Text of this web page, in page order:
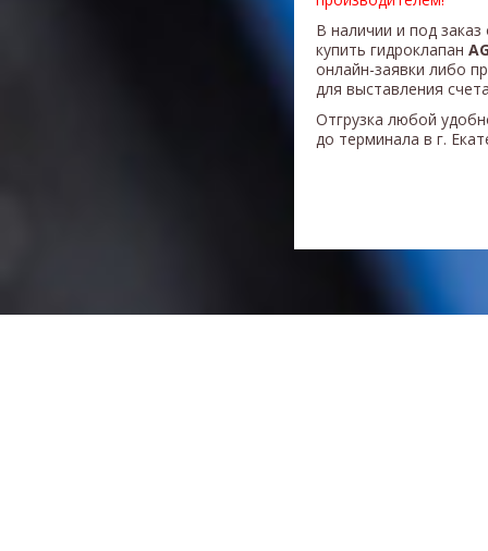
В наличии и под
купить гидроклапан
онлайн-заявки либо
для выставления
Отгрузка любой
до терминала в г.